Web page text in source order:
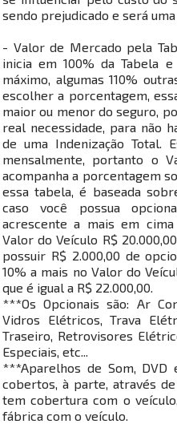
sendo prejudicado e será
- Valor de Mercado pela
inicia em 100% da Tabela
máximo, algumas 110%
escolher a porcentagem,
maior ou menor do seguro,
real necessidade, para não
de uma Indenização Total.
mensalmente, portanto o
acompanha a porcentagem
essa tabela, é baseada
caso você possua
acrescente a mais em
Valor do Veículo R$
possuir R$ 2.000,00 de
10% a mais no Valor do
que é igual a R$ 22.000,00.
***Os Opcionais são: Ar
Vidros Elétricos, Trava
Traseiro, Retrovisores
Especiais, etc...
***Aparelhos de Som,
cobertos, à parte, através
tem cobertura com o
fábrica com o veículo.